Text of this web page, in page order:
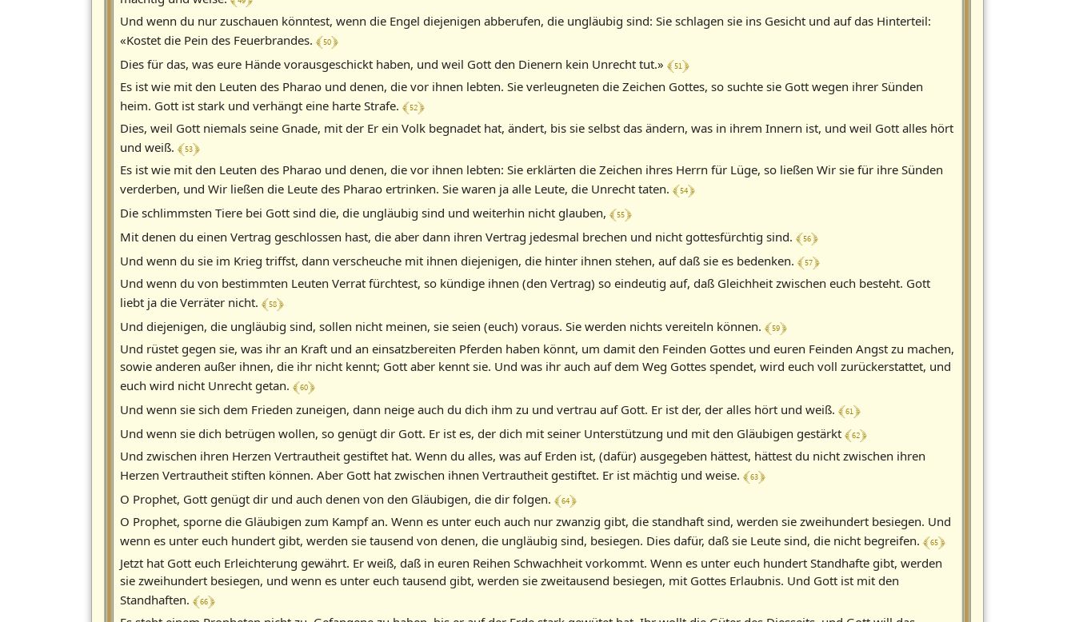
Und wenn du nur zuschauen könntest, wenn die Engel diejenigen abberufen, die ungläubig sind: Sie schlagen sie ins Gesicht und auf das Hinterteil:
«Kostet die Pein des Feuerbrandes. ﴾ 50 ﴿
Dies für das, was eure Hände vorausgeschickt haben, und weil Gott den Dienern kein Unrecht tut.» ﴾ 51 ﴿
Es ist wie mit den Leuten des Pharao und denen, die vor ihnen lebten. Sie verleugneten die Zeichen Gottes, so suchte sie Gott wegen ihrer Sünden
heim. Gott ist stark und verhängt eine harte Strafe. ﴾ 52 ﴿
Dies, weil Gott niemals seine Gnade, mit der Er ein Volk begnadet hat, ändert, bis sie selbst das ändern, was in ihrem Innern ist, und weil Gott alles hört
und weiß. ﴾ 53 ﴿
Es ist wie mit den Leuten des Pharao und denen, die vor ihnen lebten: Sie erklärten die Zeichen ihres Herrn für Lüge, so ließen Wir sie für ihre Sünden
verderben, und Wir ließen die Leute des Pharao ertrinken. Sie waren ja alle Leute, die Unrecht taten. ﴾ 54 ﴿
Die schlimmsten Tiere bei Gott sind die, die ungläubig sind und weiterhin nicht glauben, ﴾ 55 ﴿
Mit denen du einen Vertrag geschlossen hast, die aber dann ihren Vertrag jedesmal brechen und nicht gottesfürchtig sind. ﴾ 56 ﴿
Und wenn du sie im Krieg triffst, dann verscheuche mit ihnen diejenigen, die hinter ihnen stehen, auf daß sie es bedenken. ﴾ 57 ﴿
Und wenn du von bestimmten Leuten Verrat fürchtest, so kündige ihnen (den Vertrag) so eindeutig auf, daß Gleichheit zwischen euch besteht. Gott
liebt ja die Verräter nicht. ﴾ 58 ﴿
Und diejenigen, die ungläubig sind, sollen nicht meinen, sie seien (euch) voraus. Sie werden nichts vereiteln können. ﴾ 59 ﴿
Und rüstet gegen sie, was ihr an Kraft und an einsatzbereiten Pferden haben könnt, um damit den Feinden Gottes und euren Feinden Angst zu machen,
sowie anderen außer ihnen, die ihr nicht kennt; Gott aber kennt sie. Und was ihr auch auf dem Weg Gottes spendet, wird euch voll zurückerstattet, und
euch wird nicht Unrecht getan. ﴾ 60 ﴿
Und wenn sie sich dem Frieden zuneigen, dann neige auch du dich ihm zu und vertrau auf Gott. Er ist der, der alles hört und weiß. ﴾ 61 ﴿
Und wenn sie dich betrügen wollen, so genügt dir Gott. Er ist es, der dich mit seiner Unterstützung und mit den Gläubigen gestärkt ﴾ 62 ﴿
Und zwischen ihren Herzen Vertrautheit gestiftet hat. Wenn du alles, was auf Erden ist, (dafür) ausgegeben hättest, hättest du nicht zwischen ihren
Herzen Vertrautheit stiften können. Aber Gott hat zwischen ihnen Vertrautheit gestiftet. Er ist mächtig und weise. ﴾ 63 ﴿
O Prophet, Gott genügt dir und auch denen von den Gläubigen, die dir folgen. ﴾ 64 ﴿
O Prophet, sporne die Gläubigen zum Kampf an. Wenn es unter euch auch nur zwanzig gibt, die standhaft sind, werden sie zweihundert besiegen. Und
wenn es unter euch hundert gibt, werden sie tausend von denen, die ungläubig sind, besiegen. Dies dafür, daß sie Leute sind, die nicht begreifen. ﴾ 65 ﴿
Jetzt hat Gott euch Erleichterung gewährt. Er weiß, daß in euren Reihen Schwachheit vorkommt. Wenn es unter euch hundert Standhafte gibt, werden
sie zweihundert besiegen, und wenn es unter euch tausend gibt, werden sie zweitausend besiegen, mit Gottes Erlaubnis. Und Gott ist mit den
Standhaften. ﴾ 66 ﴿